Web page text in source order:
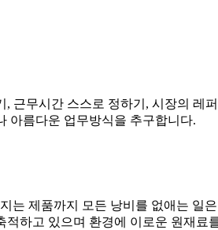
근무시간 스스로 정하기, 시장의 레
아름다운 업무방식을 추구합니다.
는 제품까지 모든 낭비를 없애는
하고 있으며 환경에 이로운 원재